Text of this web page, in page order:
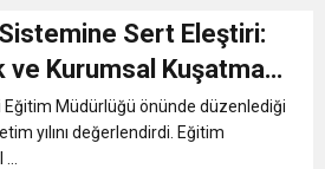
Özgürlük ve Onur Nişanesidir
Sert Eleştiri:
ve Kurumsal Kuşatma
Eğitim Müdürlüğü önünde düzenlediği
yılını değerlendirdi. Eğitim